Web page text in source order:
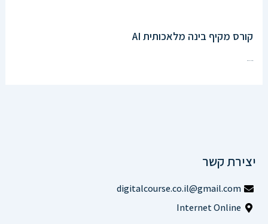
קורס מקיף בינה מלאכותית AI
Enroll Now
יצירת קשר
digitalcourse.co.il@gmail.com
Internet Online